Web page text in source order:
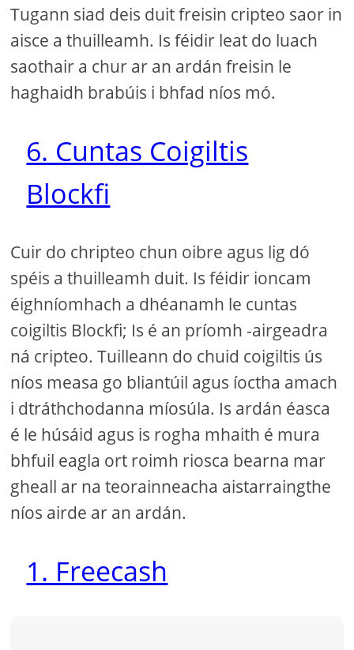
Tugann siad deis duit freisin cripteo saor in
aisce a thuilleamh. Is féidir leat do luach
saothair a chur ar an ardán freisin le
haghaidh brabúis i bhfad níos mó.
6. Cuntas Coigiltis
Blockfi
Cuir do chripteo chun oibre agus lig dó
spéis a thuilleamh duit. Is féidir ioncam
éighníomhach a dhéanamh le cuntas
coigiltis Blockfi; Is é an príomh -airgeadra
ná cripteo. Tuilleann do chuid coigiltis ús
níos measa go bliantúil agus íoctha amach
i dtráthchodanna míosúla. Is ardán éasca
é le húsáid agus is rogha mhaith é mura
bhfuil eagla ort roimh riosca bearna mar
gheall ar na teorainneacha aistarraingthe
níos airde ar an ardán.
1. Freecash